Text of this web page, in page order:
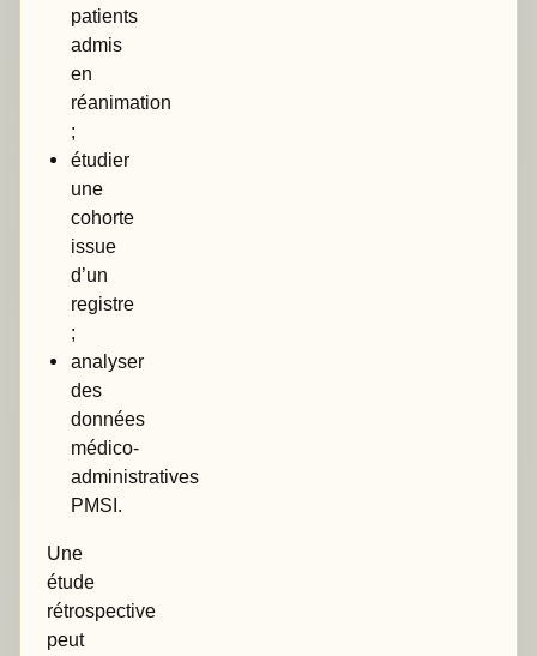
patients
admis
en
réanimation
;
étudier
une
cohorte
issue
d’un
registre
;
analyser
des
données
médico-
administratives
PMSI.
Une
étude
rétrospective
peut